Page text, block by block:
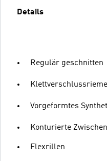
Details
Regulär geschnitten
Vorgeformtes
Konturierte
Flexrillen